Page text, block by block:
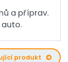
a příprav.
produkt